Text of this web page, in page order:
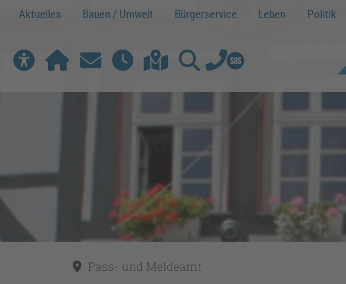
Aktuelles Bauen / Umwelt Bürgerservice Leben Politik
Werkzeuge zur Barrierefreiheit öffnen
Home KontaktRathausöffnungszeiten
CitymapSuchen
Pass- und Meldeamt